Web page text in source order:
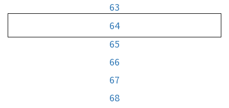
63
64
65
66
67
68